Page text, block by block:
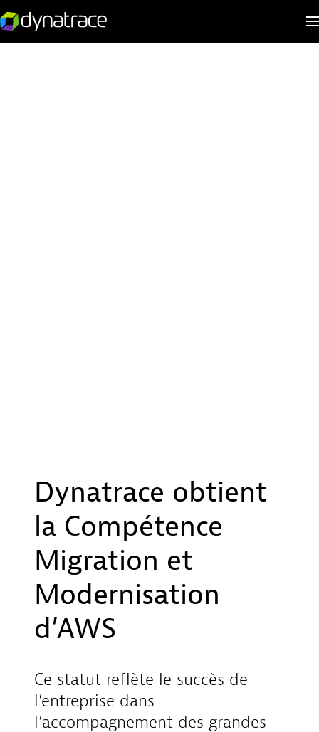
Dynatrace obtient
la Compétence
Migration et
Modernisation
d’AWS
Ce statut reflète le succès de
l’entreprise dans
l’accompagnement des grandes